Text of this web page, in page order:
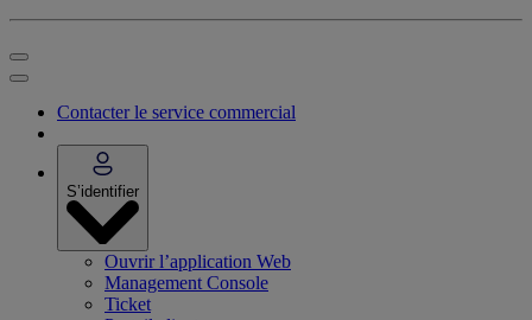
Contacter le service commercial
S’identifier
Ouvrir l’application Web
Management Console
Ticket